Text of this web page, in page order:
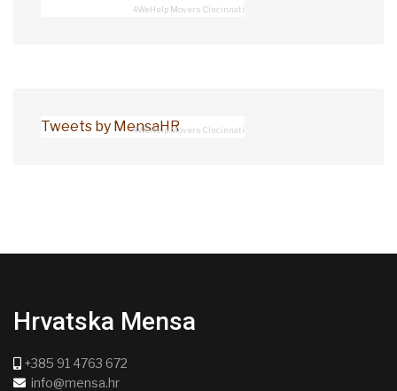
4WeHelp Movers Cincinnati
Tweets by MensaHR4WeHelp Movers Cincinnati
Hrvatska Mensa
+385 91 4763 672
info@mensa.hr